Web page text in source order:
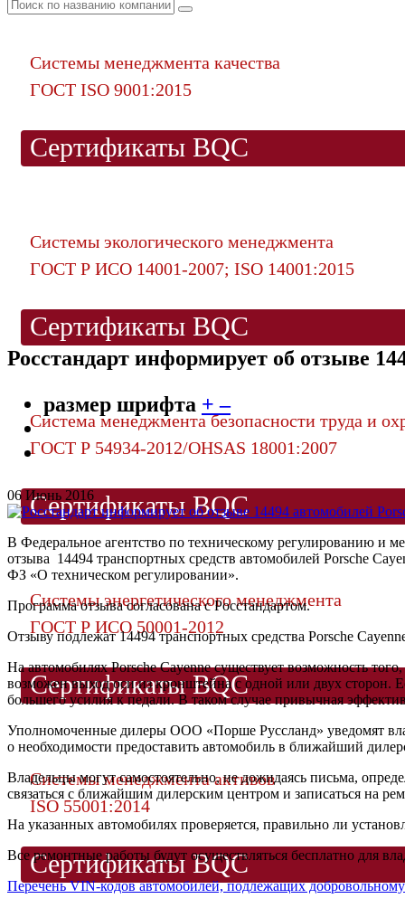
Системы менеджмента качества
ГОСТ ISO 9001:2015
Сертификаты BQC
Системы экологического менеджмента
ГОСТ Р ИСО 14001-2007; ISO 14001:2015
Сертификаты BQC
Система менеджмента безопасности труда и
ГОСТ Р 54934-2012/OHSAS 18001:2007
Сертификаты BQC
Системы энергетического менеджмента
ГОСТ Р ИСО 50001-2012
Сертификаты BQC
Системы менеджмента активов
ISO 55001:2014
Сертификаты BQC
Росстандарт информирует об отзыве
размер шрифта +–
06 Июнь 2016
В Федеральное агентство по техническому регулированию и
отзыва 14494 транспортных средств автомобилей Porsche
ФЗ «О техническом регулировании».
Программа отзыва согласована с Росстандартом.
Отзыву подлежат 14494 транспортных средства Porsche
На автомобилях Porsche Cayenne существует возможность
возможен выход оси из кронштейна с одной или двух сторон.
большего усилия к педали. В таком случае привычная
Уполномоченные дилеры ООО «Порше Руссланд» уведомят
о необходимости предоставить автомобиль в ближайший
Владельцы могут самостоятельно, не дожидаясь письма,
связаться с ближайшим дилерским центром и записаться на
На указанных автомобилях проверяется, правильно ли
Все ремонтные работы будут осуществляться бесплатно для
Перечень VIN-кодов автомобилей, подлежащих